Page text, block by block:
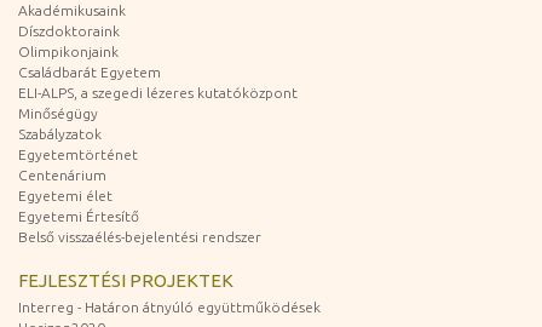
Akadémikusaink
Díszdoktoraink
Olimpikonjaink
Családbarát Egyetem
ELI-ALPS, a szegedi lézeres kutatóközpont
Minőségügy
Szabályzatok
Egyetemtörténet
Centenárium
Egyetemi élet
Egyetemi Értesítő
Belső visszaélés-bejelentési rendszer
FEJLESZTÉSI PROJEKTEK
Interreg - Határon átnyúló együttműködések